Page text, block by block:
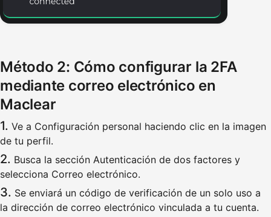
Método 2: Cómo configurar la 2FA
mediante correo electrónico en
Maclear
Ve a Configuración personal haciendo clic en la imagen
de tu perfil.
Busca la sección Autenticación de dos factores y
selecciona Correo electrónico.
Se enviará un código de verificación de un solo uso a
la dirección de correo electrónico vinculada a tu cuenta.